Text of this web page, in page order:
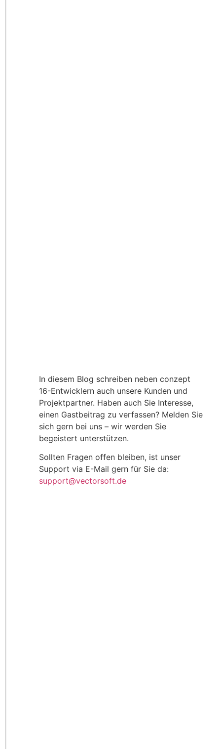
In diesem Blog schreiben neben conzept
16-Entwicklern auch unsere Kunden und
Projektpartner. Haben auch Sie Interesse,
einen Gastbeitrag zu verfassen? Melden Sie
sich gern bei uns – wir werden Sie
begeistert unterstützen.
Sollten Fragen offen bleiben, ist unser
Support via E-Mail gern für Sie da:
support@vectorsoft.de